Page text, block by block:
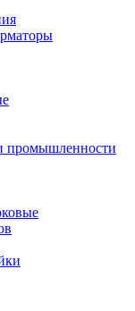
промышленности